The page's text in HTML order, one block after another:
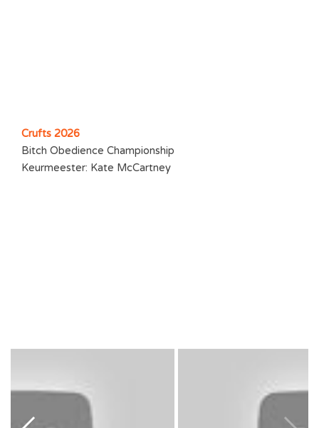
Crufts 2026
Bitch Obedience Championship
Keurmeester: Kate McCartney